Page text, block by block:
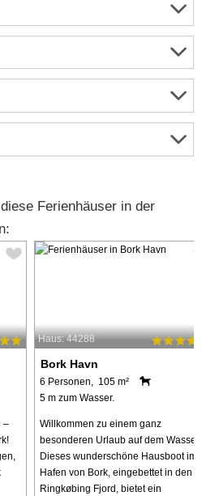
Ferienhäuser in der
–
Haus: 44288
Bork Havn
6 Personen, 105 m²
5 m zum Wasser.
Willkommen zu einem ganz
besonderen Urlaub auf dem Wasser!
Dieses wunderschöne Hausboot im
Hafen von Bork, eingebettet in den
Ringkøbing Fjord, bietet ein